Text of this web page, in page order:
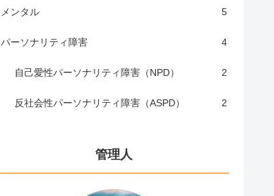
メンタル 5
パーソナリティ障害 4
自己愛性パーソナリティ障害（NPD） 2
反社会性パーソナリティ障害（ASPD） 2
管理人